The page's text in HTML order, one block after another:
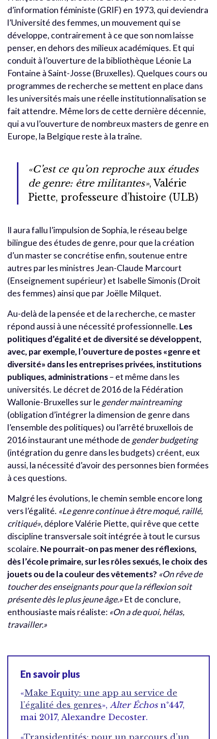
d’information féministe (GRIF) en 1973, qui deviendra
l’Université des femmes, un mouvement qui se
développe, contrairement à ce que son nom laisse
penser, en dehors des milieux académiques. Et qui
conduit à l’ouverture de la bibliothèque Léonie La
Fontaine à Saint-Josse (Bruxelles). Quelques cours ou
programmes de recherche se mettent en place dans
les universités mais une réelle institutionnalisation se
fait attendre. Même lors de cette dernière décennie,
qui a vu l’ouverture de nombreux masters de genre en
Europe, la Belgique reste à la traîne.
«C’est ce qu’on reproche aux études
de genre: être militantes», Valérie
Piette, professeure d’histoire (ULB)
Il aura fallu l’impulsion de Sophia, le réseau belge
bilingue des études de genre, pour que la création
d’un master se concrétise enfin, soutenue entre
autres par les ministres Jean-Claude Marcourt
(Enseignement supérieur) et Isabelle Simonis (Droit
des femmes) ainsi que par Joëlle Milquet.
Au-delà de la pensée et de la recherche, ce master
répond aussi à une nécessité professionnelle. Les
politiques d’égalité et de diversité se développent,
avec, par exemple, l’ouverture de postes «genre et
diversité» dans les entreprises privées, institutions
publiques, administrations– et même dans les
universités. Le décret de 2016 de la Fédération
Wallonie-Bruxelles sur le gender maintreaming
(obligation d’intégrer la dimension de genre dans
l’ensemble des politiques) ou l’arrêté bruxellois de
2016 instaurant une méthode de gender budgeting
(intégration du genre dans les budgets) créent, eux
aussi, la nécessité d’avoir des personnes bien formées
à ces questions.
Malgré les évolutions, le chemin semble encore long
vers l’égalité. «Le genre continue à être moqué, raillé,
critiqué», déplore Valérie Piette, qui rêve que cette
discipline transversale soit intégrée à tout le cursus
scolaire. Ne pourrait-on pas mener des réflexions,
dès l’école primaire, sur les rôles sexués, le choix des
jouets ou de la couleur des vêtements? «On rêve de
toucher des enseignants pour que la réflexion soit
présente dès le plus jeune âge.» Et de conclure,
enthousiaste mais réaliste: «On a de quoi, hélas,
travailler.»
En savoir plus
«Make Equity: une app au service de
l’égalité des genres», Alter Échosn°447,
mai 2017, Alexandre Decoster.